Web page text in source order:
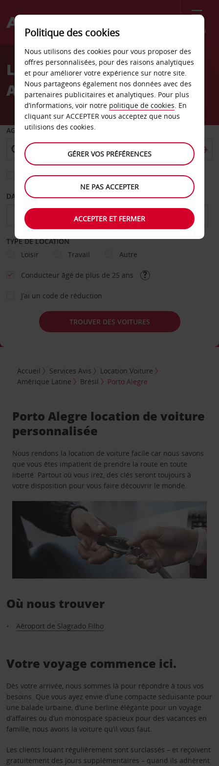
Menu
Welcome
AvisLocation de voiture Porto
Alegre
AGENCE DE DÉPART
Sélectionnez une autre agence de retour
DATE DE DÉPART DATE DE RETOUR
TYPE DE LOCATION
Loisir
Travail Autre
Conducteur âgé de plus de 25 ans
J’ai un code de réduction
TROUVER DES VOITURES
Accueil Services Avis
Location Voiture
Amérique Latine
Brésil Porto Alegre
Porto Alegre location de voiture
personnalisée
Nous rendons la location de voiture facile car nous savons
que vous êtes impatient de prendre la route en toute
liberté. Partout où vous irez, des clés seront toujours à
votre disposition pour vous faire découvrir le monde.
Où nous trouver
Aéroport de Slagrado Filho
Votre voyage commence ici.
Dès votre arrivée, nous sommes là pour répondre à tous vos
besoins. Que vous ayez envie d’une compacte séduisante pour
une balade urbaine, d’une berline élégante pour un voyage
d’affaires ou d’un monospace spacieux pour des vacances en
famille, nous avons la voiture qu’il vous faut.
Les clients louant régulièrement sont surclassés – et reçoivent
gratuitement des jours supplémentaires – quand ils adhèrent
Politique des cookies
Nous utilisons des cookies pour vous proposer des
offres personnalisées, pour des raisons analytiques
et pour améliorer votre expérience sur notre site.
Nous partageons également nos données avec des
partenaires publicitaires et analytiques. Pour plus
d’informations, voir notre politique de cookies. En
cliquant sur ACCEPTER vous acceptez que nous
utilisions des cookies.
GÉRER VOS PRÉFÉRENCES
NE PAS ACCEPTER
ACCEPTER ET FERMER